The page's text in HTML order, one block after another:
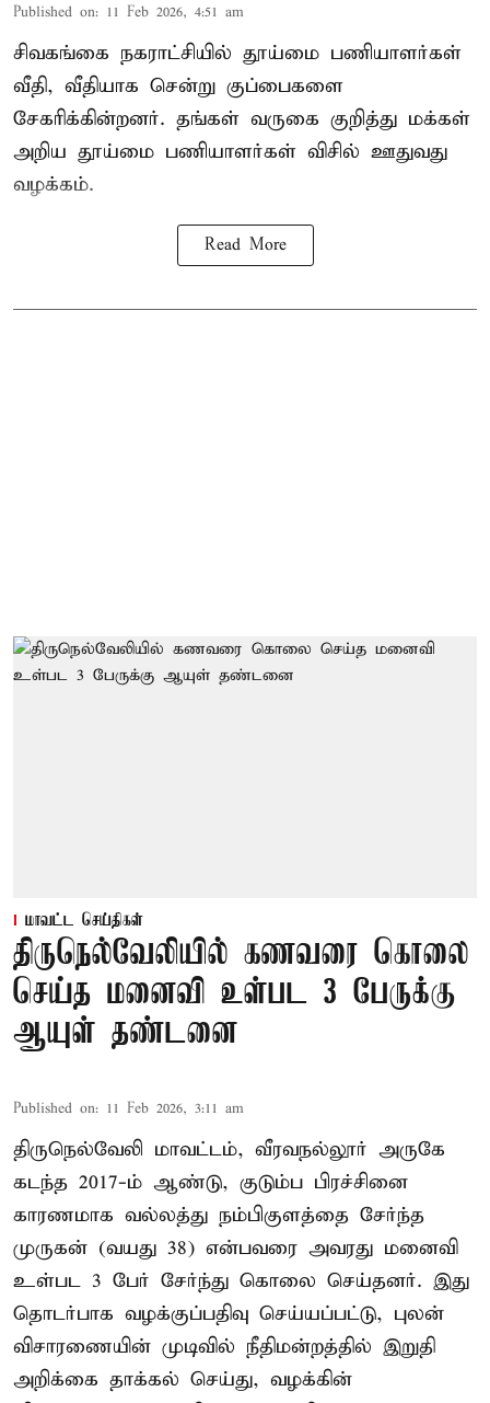
Published on: 11 Feb 2026, 4:51 am
சிவகங்கை நகராட்சியில் தூய்மை பணியாளர்கள்
வீதி, வீதியாக சென்று குப்பைகளை
சேகரிக்கின்றனர். தங்கள் வருகை குறித்து மக்கள்
அறிய தூய்மை பணியாளர்கள் விசில் ஊதுவது
வழக்கம்.
Read More
மாவட்ட செய்திகள்
திருநெல்வேலியில் கணவரை கொலை
செய்த மனைவி உள்பட 3 பேருக்கு
ஆயுள் தண்டனை
Published on: 11 Feb 2026, 3:11 am
திருநெல்வேலி மாவட்டம், வீரவநல்லூர் அருகே
கடந்த 2017-ம் ஆண்டு, குடும்ப பிரச்சினை
காரணமாக வல்லத்து நம்பிகுளத்தை சேர்ந்த
முருகன் (வயது 38) என்பவரை அவரது மனைவி
உள்பட 3 பேர் சேர்ந்து கொலை செய்தனர். இது
தொடர்பாக வழக்குப்பதிவு செய்யப்பட்டு, புலன்
விசாரணையின் முடிவில் நீதிமன்றத்தில் இறுதி
அறிக்கை தாக்கல் செய்து, வழக்கின்